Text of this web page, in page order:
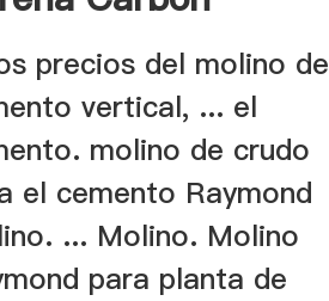
precios del molino de
vertical, ... el
molino de crudo
el cemento Raymond
... Molino. Molino
para planta de